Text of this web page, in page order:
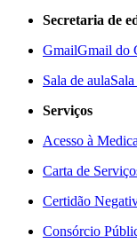
Secretaria de
GmailGmail do
Sala de aula
Serviços
Acesso à
Carta de
Certidão
Consórcio